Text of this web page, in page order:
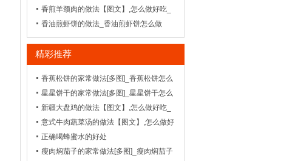
香煎羊颈肉的做法【图文】,怎么做好吃_
菜谱_天天美食网
香油煎虾饼的做法_香油煎虾饼怎么做
【图文】_家常菜谱
精彩推荐
香蕉松饼的家常做法[多图]_香蕉松饼怎么
做好吃
星星饼干的家常做法[多图]_星星饼干怎么
做好吃-_饼干
新疆大盘鸡的做法【图文】,怎么做好吃_
菜谱_天天美食网_5
意式牛肉蔬菜汤的做法【图文】,怎么做好
吃_菜谱_天天美食网
正确喝蜂蜜水的好处
瘦肉焖茄子的家常做法[多图]_瘦肉焖茄子